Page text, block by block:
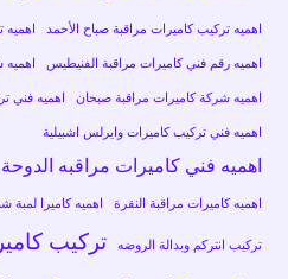
اهميه تركيب كاميرات مراقبة صباح الأحمد اهميه
اهميه رقم فني كاميرات مراقبة الفنيطيس اهميه
اهميه شركة كاميرات مراقبة صبحان اهميه فني
اهميه فني تركيب كاميرات وايرلس اشبيلية
اهميه فني كاميرات مراقبه الدوحة
اهميه كاميرات مراقبة النقرة اهميه كاميرا
تركيب انتركم وبدالة الروضه تركيب